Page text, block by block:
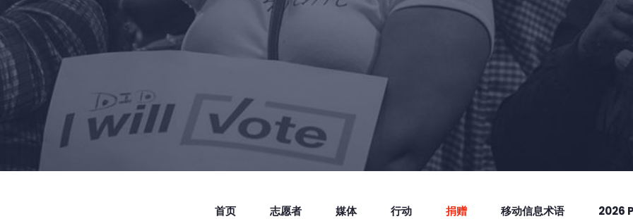
首页 志愿者 媒体 行动 捐赠 移动信息术语 2026